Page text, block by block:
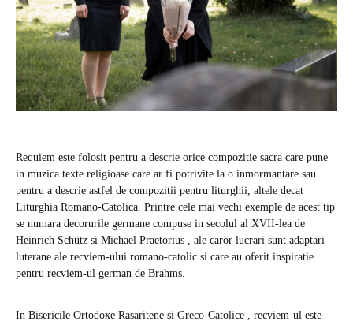
Requiem este folosit pentru a descrie orice compozitie sacra care pune
in muzica texte religioase care ar fi potrivite la o inmormantare sau
pentru a descrie astfel de compozitii pentru liturghii, altele decat
Liturghia Romano-Catolica. Printre cele mai vechi exemple de acest tip
se numara decorurile germane compuse in secolul al XVII-lea de
Heinrich Schütz si Michael Praetorius , ale caror lucrari sunt adaptari
luterane ale recviem-ului romano-catolic si care au oferit inspiratie
pentru recviem-ul german de Brahms.
In Bisericile Ortodoxe Rasaritene si Greco-Catolice , recviem-ul este